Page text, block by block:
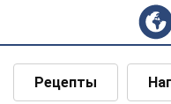
Рецепты